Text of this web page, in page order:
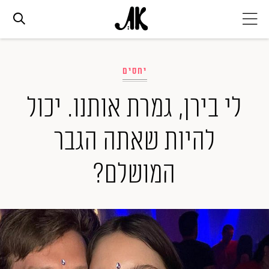
אופנה
ביוטי
סלבס
ערוצים נוספים
המגזין
יחסים
לי בירן, גמרת אותנו. יכול
להיות שאתה הגבר
המושלם?